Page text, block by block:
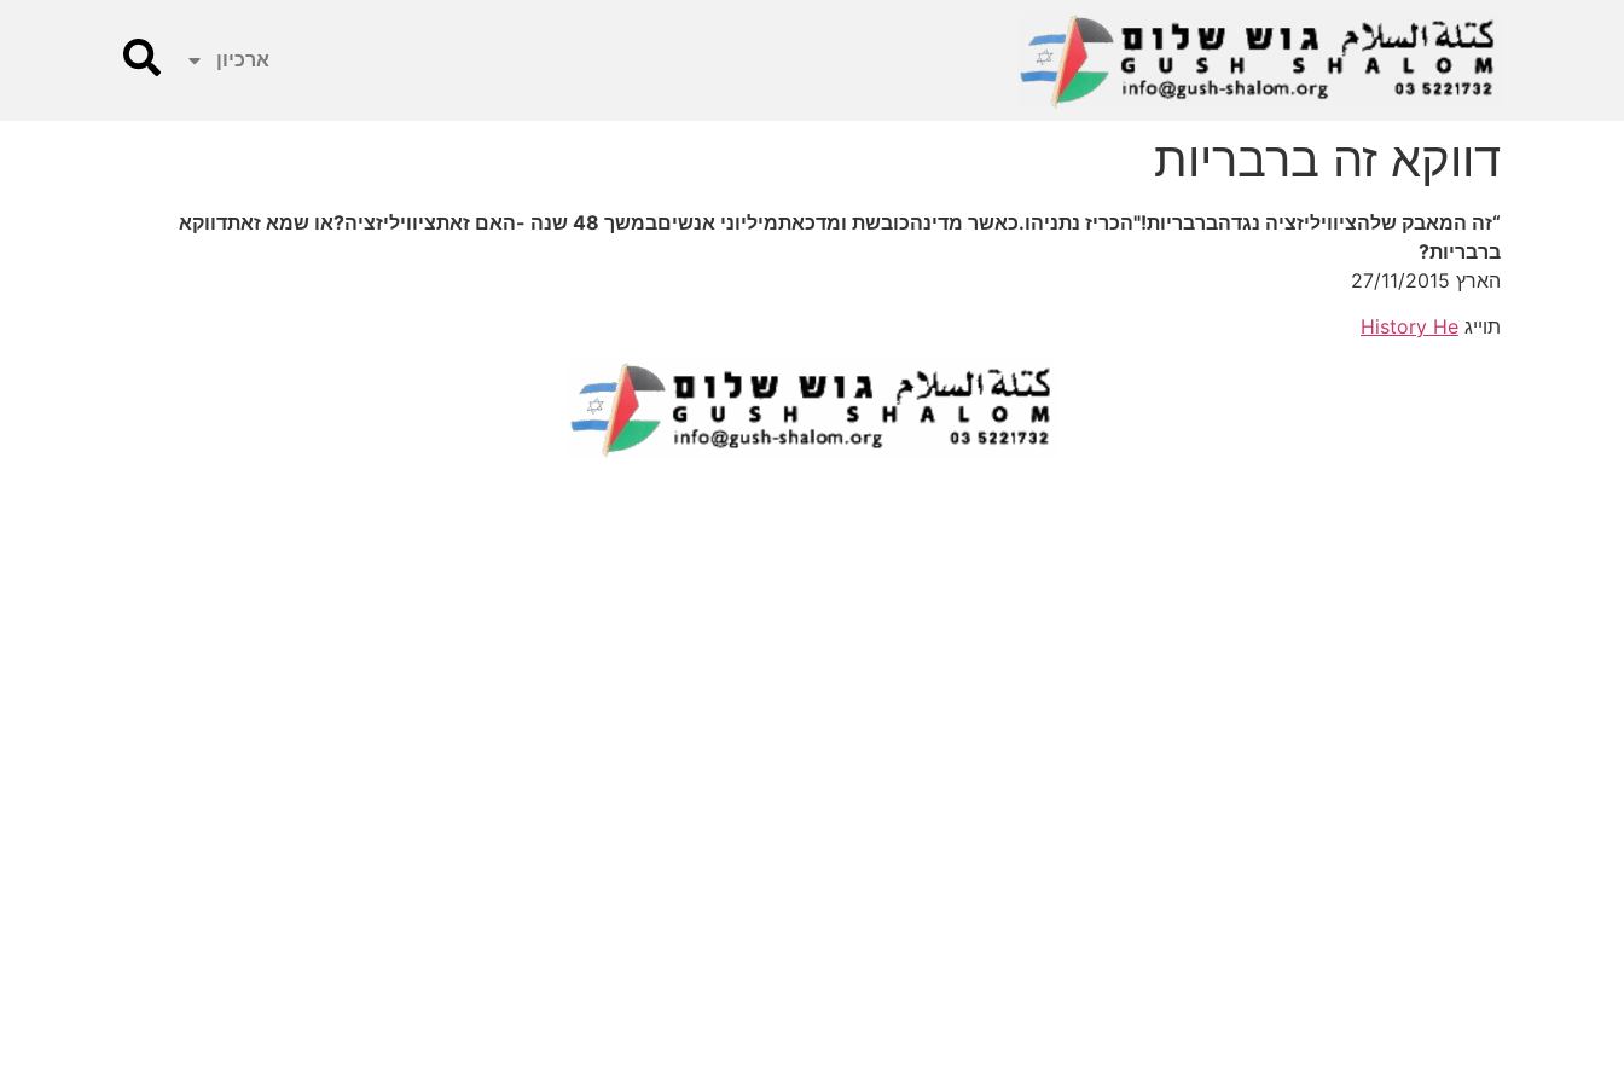
ארכיון
דווקא זה ברבריות
“זה המאבק שלהציוויליזציה נגדהברבריות!"הכריז נתניהו.כאשר מדינהכובשת ומדכאתמיליוני אנשיםבמשך 48 שנה -האם זאתציוויליזציה?או שמא זאתדווקא
ברבריות?
הארץ 27/11/2015
תוייג History He